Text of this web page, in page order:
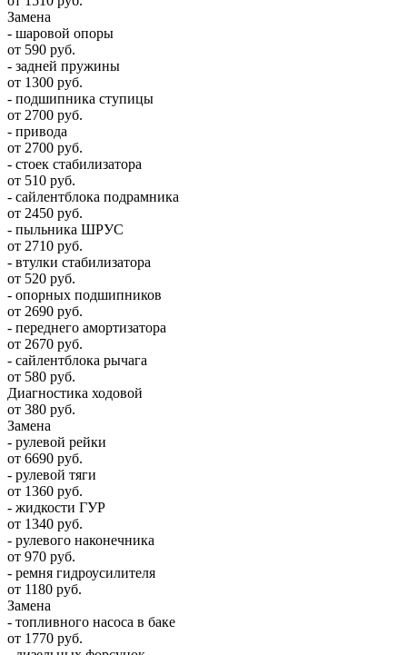
Замена
- шаровой опоры
от 590 руб.
- задней пружины
от 1300 руб.
- подшипника ступицы
от 2700 руб.
- привода
от 2700 руб.
- стоек стабилизатора
от 510 руб.
- сайлентблока подрамника
от 2450 руб.
- пыльника ШРУС
от 2710 руб.
- втулки стабилизатора
от 520 руб.
- опорных подшипников
от 2690 руб.
- переднего амортизатора
от 2670 руб.
- сайлентблока рычага
от 580 руб.
Диагностика ходовой
от 380 руб.
Замена
- рулевой рейки
от 6690 руб.
- рулевой тяги
от 1360 руб.
- жидкости ГУР
от 1340 руб.
- рулевого наконечника
от 970 руб.
- ремня гидроусилителя
от 1180 руб.
Замена
- топливного насоса в баке
от 1770 руб.